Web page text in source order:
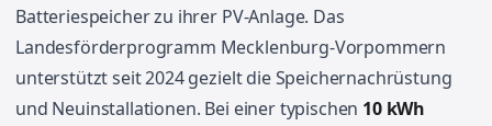
Batteriespeicher zu ihrer PV-Anlage. Das
Landesförderprogramm Mecklenburg-Vorpommern
unterstützt seit 2024 gezielt die Speichernachrüstung
und Neuinstallationen. Bei einer typischen 10 kWh